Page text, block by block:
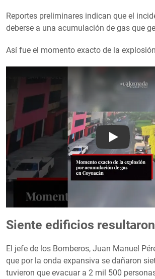
Reportes preliminares indican que el
deberse a una acumulación de gas que
Así fue el momento exacto de la
Play
Siente edificios
El jefe de los Bomberos, Juan Manuel
que por la onda expansiva se dañaron
tuvieron que evacuar a 2 mil 500